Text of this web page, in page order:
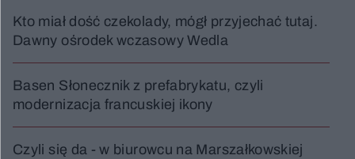
Kto miał dość czekolady, mógł przyjechać tutaj.
Dawny ośrodek wczasowy Wedla
Basen Słonecznik z prefabrykatu, czyli
modernizacja francuskiej ikony
Czyli się da - w biurowcu na Marszałkowskiej